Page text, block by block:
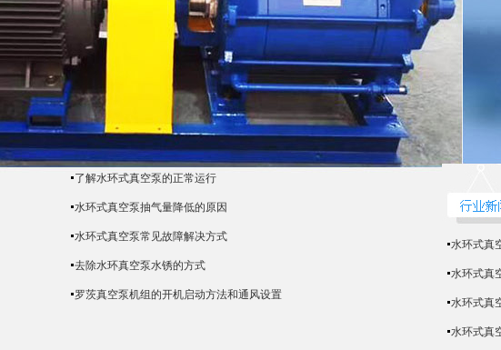
了解水环式真空泵的正常运行
水环式真空泵抽气量降低的原因
水环式真空泵常见故障解决方式
去除水环真空泵水锈的方式
罗茨真空泵机组的开机启动方法和通风设置
水环式真
水环式真
水环式真
水环式真